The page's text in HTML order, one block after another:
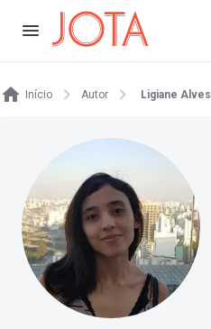
Início Autor Ligiane Alves